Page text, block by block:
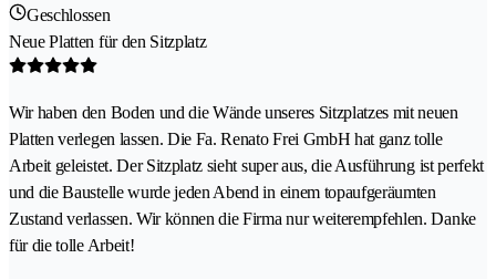
Geschlossen
Neue Platten für den Sitzplatz
Wir haben den Boden und die Wände unseres Sitzplatzes mit neuen
Platten verlegen lassen. Die Fa. Renato Frei GmbH hat ganz tolle
Arbeit geleistet. Der Sitzplatz sieht super aus, die Ausführung ist perfekt
und die Baustelle wurde jeden Abend in einem topaufgeräumten
Zustand verlassen. Wir können die Firma nur weiterempfehlen. Danke
für die tolle Arbeit!